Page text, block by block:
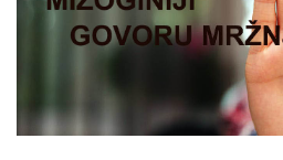
Bijeljina
Početna